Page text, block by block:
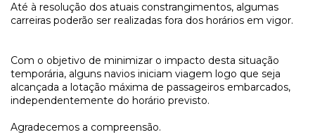
Até à resolução dos atuais constrangimentos, algumas
carreiras poderão ser realizadas fora dos horários em vigor.
Com o objetivo de minimizar o impacto desta situação
temporária, alguns navios iniciam viagem logo que seja
alcançada a lotação máxima de passageiros embarcados,
independentemente do horário previsto.
Agradecemos a compreensão.